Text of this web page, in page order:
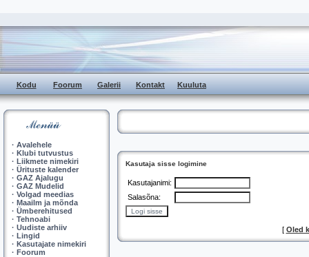
Kodu Foorum Galerii Kontakt Kuuluta
· Avalehele
· Klubi tutvustus
· Liikmete nimekiri
· Ürituste kalender
· GAZ Ajalugu
· GAZ Mudelid
· Volgad meedias
· Maailm ja mõnda
· Ümberehitused
· Tehnoabi
· Uudiste arhiiv
· Lingid
· Kasutajate nimekiri
· Foorum
Kasutaja sisse logimine
Kasutajanimi:
Salasõna:
[ Oled